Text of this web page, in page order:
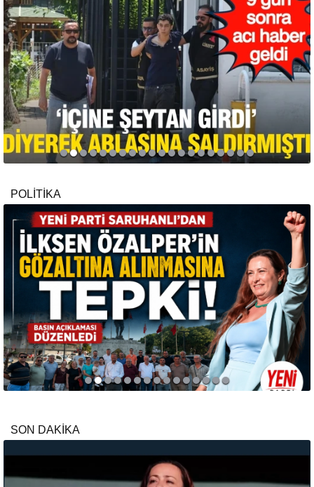
POLİTİKA
SON DAKİKA